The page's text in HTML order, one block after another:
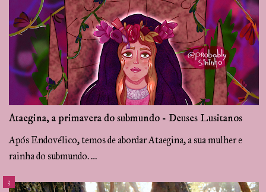
Ataegina, a primavera do submundo - Deuses Lusitanos
Após Endovélico, temos de abordar Ataegina, a sua mulher e
rainha do submundo. …